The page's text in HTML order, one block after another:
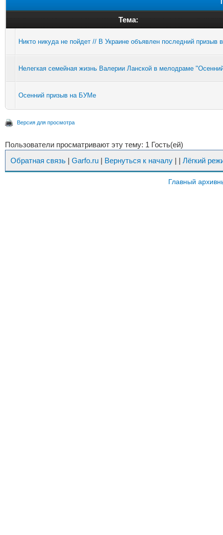
Тема:
Никто никуда не пойдет // В Украине объявлен последний призыв
Нелегкая семейная жизнь Валерии Ланской в мелодраме
Осенний призыв на БУМе
Версия для просмотра
Пользователи просматривают эту тему: 1 Гость(ей)
Обратная связь | Garfo.ru | Вернуться к началу | | Лёгкий
Главный